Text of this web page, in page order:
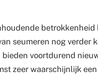
betrokkenheid
seumeren nog verder
voortdurend
zeer waarschijnlijk een